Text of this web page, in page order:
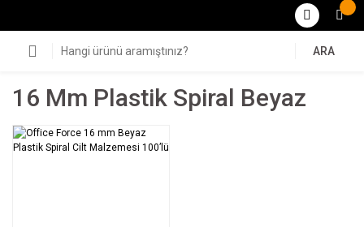
ARA
16 Mm Plastik Spiral Beyaz